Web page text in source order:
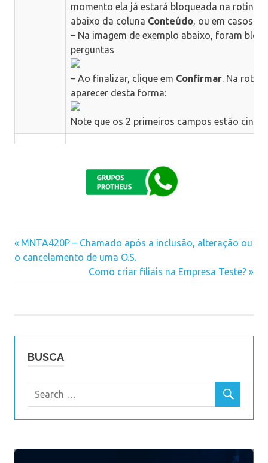
momento ela já estará bloqueada na rotina.
abaixo da coluna Conteúdo, ou em casos
– Na imagem de exemplo abaixo, foram
perguntas
– Ao finalizar, clique em Confirmar. Na
aparecer desta forma:
Note que os 2 primeiros campos estão
Navegação
Previous
Post:
MNTA420P – Chamado após a inclusão, alteração ou
o cancelamento de uma O.S.
Next
Post:
Como criar filiais na Empresa Teste?
BUSCA